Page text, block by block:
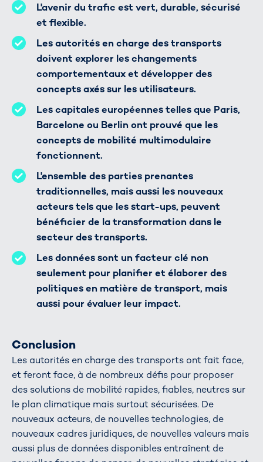
L'avenir du trafic est vert, durable, sécurisé
et flexible.
Les autorités en charge des transports
doivent explorer les changements
comportementaux et développer des
concepts axés sur les utilisateurs.
Les capitales européennes telles que Paris,
Barcelone ou Berlin ont prouvé que les
concepts de mobilité multimodulaire
fonctionnent.
L'ensemble des parties prenantes
traditionnelles, mais aussi les nouveaux
acteurs tels que les start-ups, peuvent
bénéficier de la transformation dans le
secteur des transports.
Les données sont un facteur clé non
seulement pour planifier et élaborer des
politiques en matière de transport, mais
aussi pour évaluer leur impact.
Conclusion
Les autorités en charge des transports ont fait face,
et feront face, à de nombreux défis pour proposer
des solutions de mobilité rapides, fiables, neutres sur
le plan climatique mais surtout sécurisées. De
nouveaux acteurs, de nouvelles technologies, de
nouveaux cadres juridiques, de nouvelles valeurs mais
aussi plus de données disponibles entraînent de